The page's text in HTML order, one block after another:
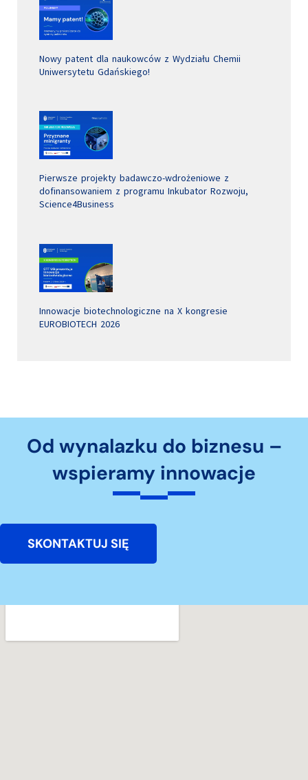
Nowy patent dla naukowców z Wydziału Chemii
Uniwersytetu Gdańskiego!
Pierwsze projekty badawczo-wdrożeniowe z
dofinansowaniem z programu Inkubator Rozwoju,
Science4Business
Innowacje biotechnologiczne na X kongresie
EUROBIOTECH 2026
Od wynalazku do biznesu –
wspieramy innowacje
SKONTAKTUJ SIĘ